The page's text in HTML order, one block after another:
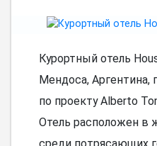
Курортный отель
Мендоса, Аргентина,
по проекту Alberto
Отель расположен в